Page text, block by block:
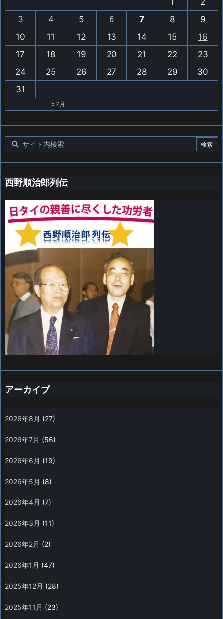
1
2
3
4 5 6 7 8
9
10
11 12 13 14 15
16
17
18 19 20 21 22
23
24
25 26 27 28 29
30
31
« 7月
西野順治郎列伝
アーカイブ
2026年8月 (27)
2026年7月 (56)
2026年6月 (19)
2026年5月 (8)
2026年4月 (7)
2026年3月 (11)
2026年2月 (2)
2026年1月 (47)
2025年12月 (28)
2025年11月 (23)